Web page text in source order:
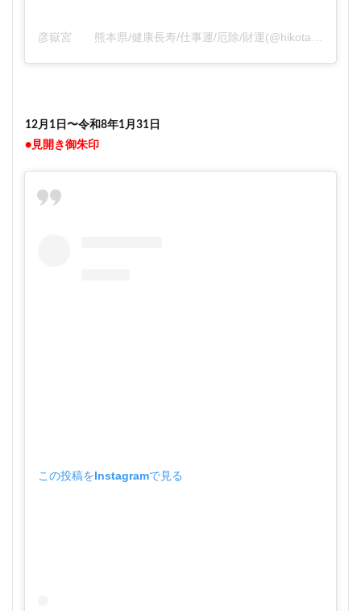
12月1日〜令和8年1月31日
●見開き御朱印
この投稿をInstagramで見る